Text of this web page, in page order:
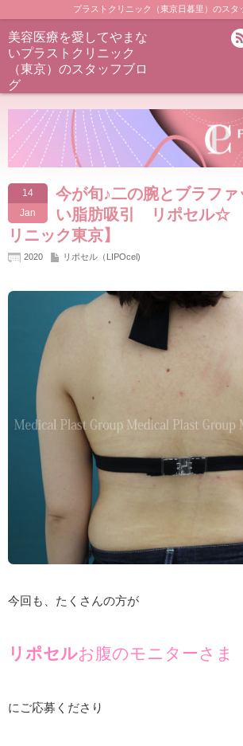
プラストクリニック（東京日暮里）のスタ
美容医療を愛してやまな
いプラストクリニック
（東京）のスタッフブロ
グ
14
Jan
今が旬♪二の腕とブラフ
い脂肪吸引 リポセル☆
リニック東京】
2020 リポセル（LIPOcel)
今回も、たくさんの方が
リポセルお腹のモニターさま
にご応募くださり